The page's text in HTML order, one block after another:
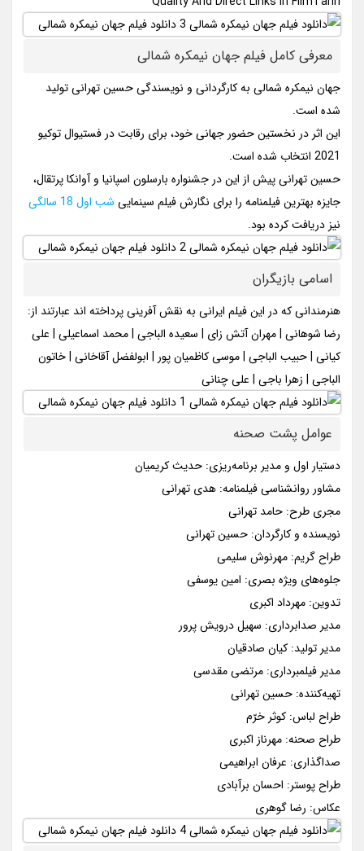
معرفی کامل فیلم جهان نیمکره شمالی
جهان نیمکره شمالی به کارگردانی و نویسندگی حسین تهرانی تولید
شده است.
این اثر در نخستین حضور جهانی خود، برای رقابت در فستیوال توکیو
2021 انتخاب شده است.
حسین تهرانی پیش از این در جشنواره بارسلون اسپانیا و آوانکا پرتقال،
جایزه بهترین فیلمنامه را برای نگارش فیلم سینمایی شب اول 18 سالگی
نیز دریافت کرده بود.
اسامی بازیگران
هنرمندانی که در این فیلم ایرانی به نقش آفرینی پرداخته اند عبارتند از:
رضا شوهانی | مهران آتش زای | سعیده الباجی | محمد اسماعیلی | علی
کیانی | حبیب الباجی | موسی کاظمیان پور | ابولفضل آقاخانی | خاتون
الباجی | زهرا باجی | علی چنانی
عوامل پشت صحنه
دستیار اول و مدیر برنامه‌ریزی: حدیث کریمیان
مشاور روانشناسی فیلمنامه: هدی تهرانی
مجری طرح: حامد تهرانی
نویسنده و کارگردان: حسین تهرانی
طراح گریم: مهرنوش سلیمی
جلوه‌های ویژه بصری: امین یوسفی
تدوین: مهرداد اکبری
مدیر صدابرداری: سهیل درویش پرور
مدیر تولید: کیان صادقیان
مدیر فیلمبرداری: مرتضی مقدسی
تهیه‌کننده: حسین تهرانی
طراح لباس: کوثر خرّم
طراح صحنه: مهرناز اکبری
صداگذاری: عرفان ابراهیمی
طراح پوستر: احسان برآبادی
عکاس: رضا گوهری